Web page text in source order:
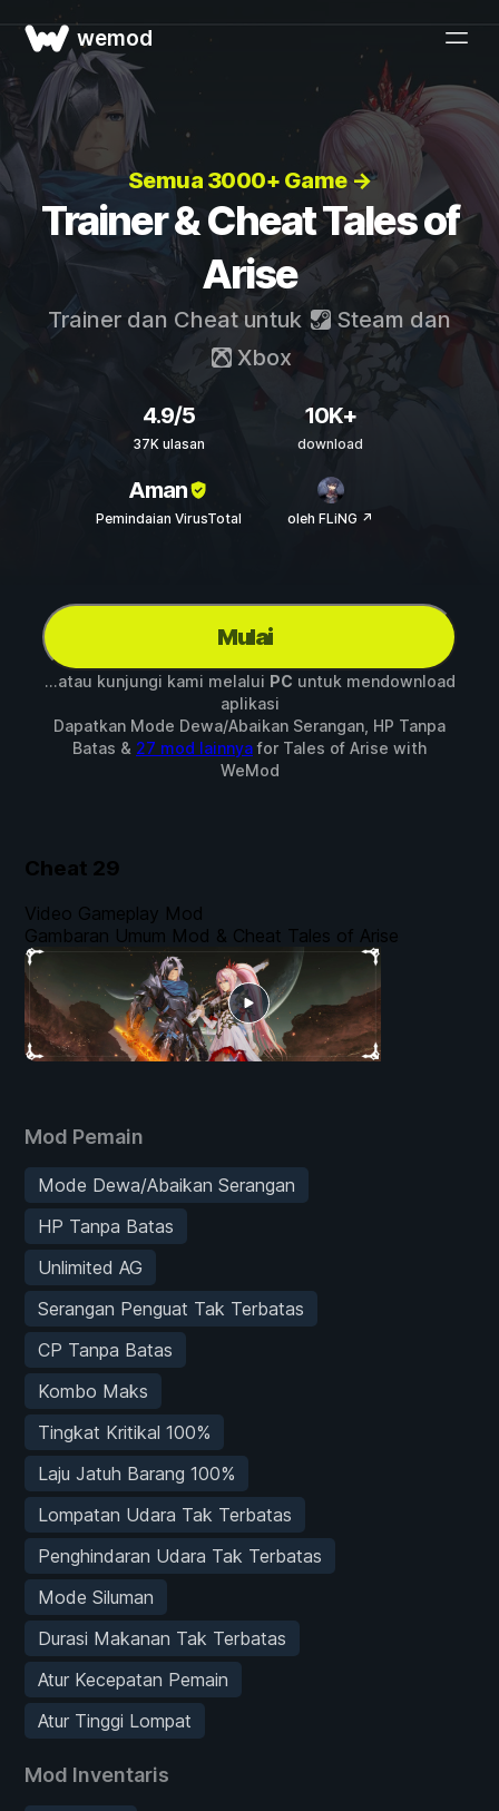
wemod
Semua 3000+ Game →
Trainer & Cheat Tales of
Arise
Trainer dan Cheat untuk Steam dan
Xbox
4.9/5
37K ulasan
10K+
download
Aman
Pemindaian VirusTotal oleh FLiNG ↗
Mulai
...atau kunjungi kami melalui PC untuk mendownload
aplikasi
Dapatkan Mode Dewa/Abaikan Serangan, HP Tanpa
Batas & 27 mod lainnyafor Tales of Arise with
WeMod
Cheat 29
Mod Pemain
Mode Dewa/Abaikan Serangan
HP Tanpa Batas
Unlimited AG
Serangan Penguat Tak Terbatas
CP Tanpa Batas
Kombo Maks
Tingkat Kritikal 100%
Laju Jatuh Barang 100%
Lompatan Udara Tak Terbatas
Penghindaran Udara Tak Terbatas
Mode Siluman
Durasi Makanan Tak Terbatas
Atur Kecepatan Pemain
Atur Tinggi Lompat
Mod Inventaris
Video Gameplay Mod
Gambaran Umum Mod & Cheat Tales of Arise